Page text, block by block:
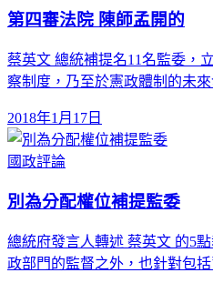
第四審法院 陳師孟開的
蔡英文 總統補提名11名監委，
察制度，乃至於憲政體制的未
2018年1月17日
國政評論
別為分配權位補提監委
總統府發言人轉述 蔡英文 的5
政部門的監督之外，也針對包